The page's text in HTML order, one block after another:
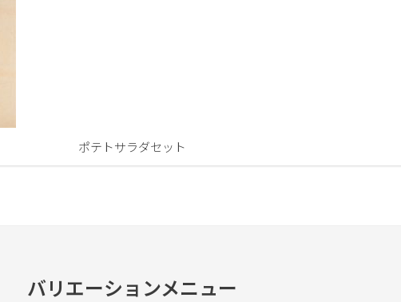
ポテトサラダセット
バリエーションメニュー